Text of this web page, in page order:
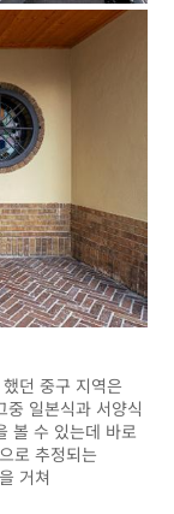
던 중구 지역은
일본식과 서양식
볼 수 있는데 바로
로 추정되는
거쳐